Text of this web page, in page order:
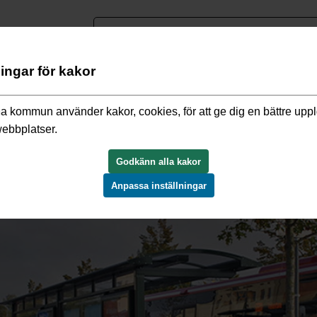
för kakor
kommun använder kakor, cookies, för att ge dig en bättre
Godkänn alla kakor
Anpassa inställningar